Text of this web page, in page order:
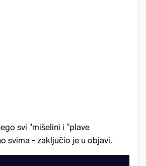
svi "mišelini i "plave
svima - zaključio je u objavi.